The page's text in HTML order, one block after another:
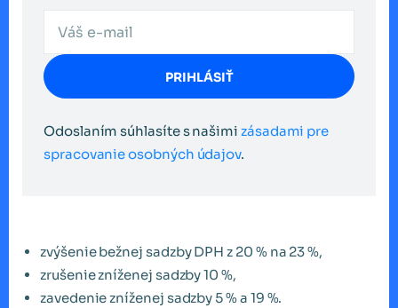
PRIHLÁSIŤ
Odoslaním súhlasíte s našimi zásadami pre
spracovanie osobných údajov.
zvýšenie bežnej sadzby DPH z 20 % na 23 %,
zrušenie zníženej sadzby 10 %,
zavedenie zníženej sadzby 5 % a 19 %.